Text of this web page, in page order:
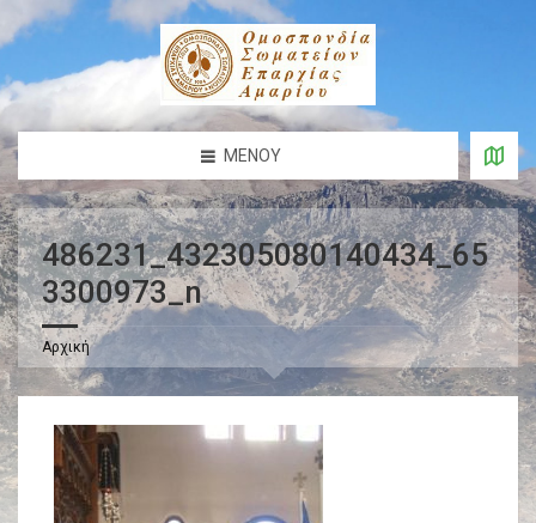
ΜΕΝΟΎ
486231_432305080140434_65
3300973_n
Αρχική